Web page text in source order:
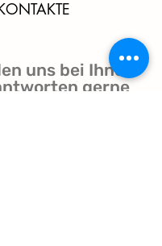
uns bei Ihnen
gerne